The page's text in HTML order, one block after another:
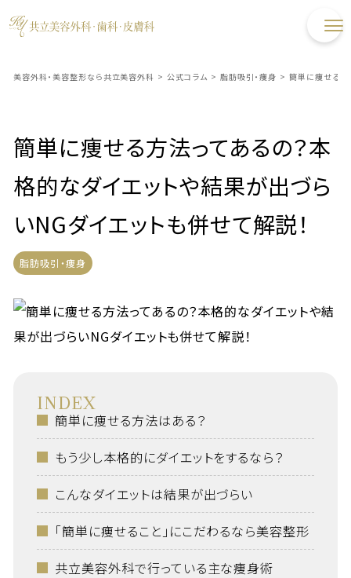
美容外科・美容整形なら共立美容外科 > 公式コラム > 脂肪吸引・痩身 > 簡単に痩せる方
簡単に痩せる方法ってあるの？本
格的なダイエットや結果が出づら
いNGダイエットも併せて解説！
脂肪吸引・痩身
INDEX
簡単に痩せる方法はある？
もう少し本格的にダイエットをするなら？
こんなダイエットは結果が出づらい
「簡単に痩せること」にこだわるなら美容整形
共立美容外科で行っている主な痩身術